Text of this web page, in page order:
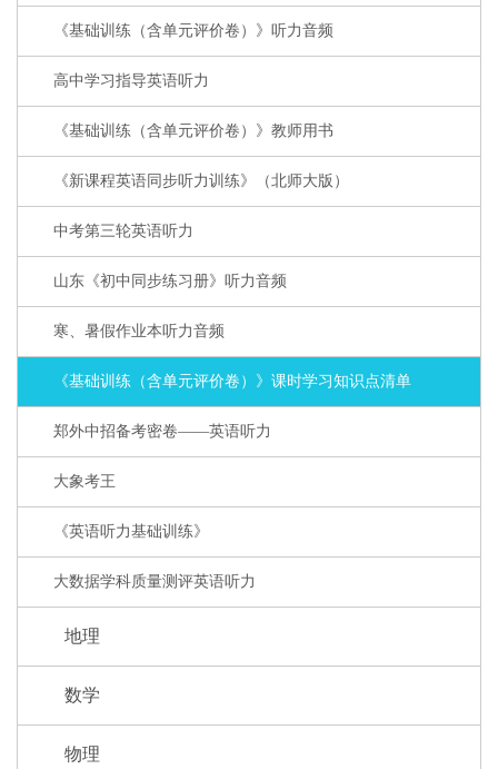
《基础训练（含单元评价卷）》听力音频
高中学习指导英语听力
《基础训练（含单元评价卷）》教师用书
《新课程英语同步听力训练》（北师大版）
中考第三轮英语听力
山东《初中同步练习册》听力音频
寒、暑假作业本听力音频
《基础训练（含单元评价卷）》课时学习知识点清单
郑外中招备考密卷——英语听力
大象考王
《英语听力基础训练》
大数据学科质量测评英语听力
地理
数学
物理